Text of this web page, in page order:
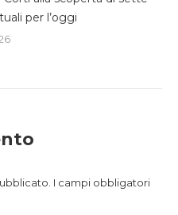
per l’oggi
I campi obbligatori